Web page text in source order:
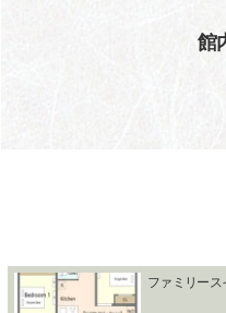
館
ファミリース